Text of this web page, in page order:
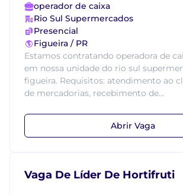
operador de caixa
Rio Sul Supermercados
Presencial
Figueira / PR
Estamos contratando operadora de
em nossa unidade do rio sul
figueira. Requisitos: atendimento ao
de mercadorias, recebimento de...
Abrir Vaga
Vaga De Líder De Hortifruti